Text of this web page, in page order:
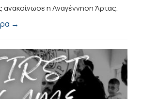
η Αναγέννηση Άρτας.
→